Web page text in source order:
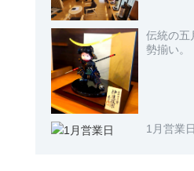
伝統の五
勢揃い。
1月営業日